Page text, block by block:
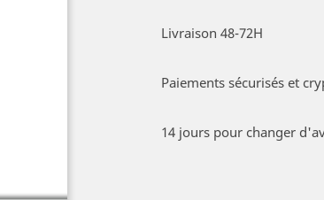
Livraison 48-72H
Paiements sécurisés et
14 jours pour changer